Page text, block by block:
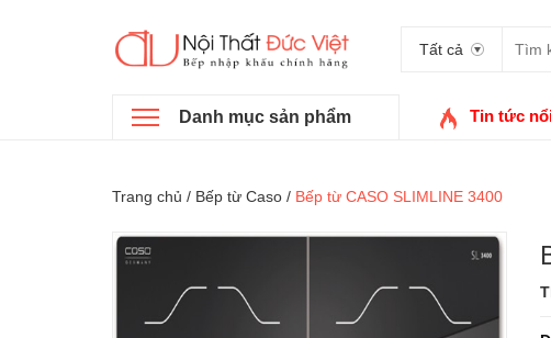
Tất cả
Danh mục sản phẩm Tin tức
Trang chủ / Bếp từ Caso / Bếp từ CASO SLIMLINE 3400